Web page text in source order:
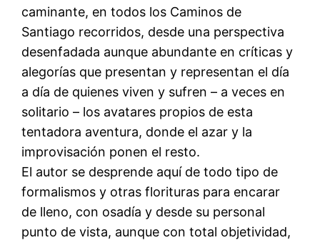
caminante, en todos los Caminos de
Santiago recorridos, desde una perspectiva
desenfadada aunque abundante en críticas y
alegorías que presentan y representan el día
a día de quienes viven y sufren – a veces en
solitario – los avatares propios de esta
tentadora aventura, donde el azar y la
improvisación ponen el resto.
El autor se desprende aquí de todo tipo de
formalismos y otras florituras para encarar
de lleno, con osadía y desde su personal
punto de vista, aunque con total objetividad,